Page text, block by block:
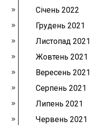
Січень 2022
Грудень 2021
Листопад 2021
Жовтень 2021
Вересень 2021
Серпень 2021
Липень 2021
Червень 2021